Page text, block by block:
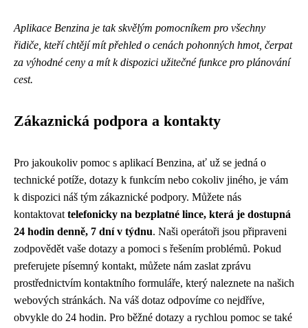
Aplikace Benzina je tak skvělým pomocníkem pro všechny
řidiče, kteří chtějí mít přehled o cenách pohonných hmot, čerpat
za výhodné ceny a mít k dispozici užitečné funkce pro plánování
cest.
Zákaznická podpora a kontakty
Pro jakoukoliv pomoc s aplikací Benzina, ať už se jedná o
technické potíže, dotazy k funkcím nebo cokoliv jiného, je vám
k dispozici náš tým zákaznické podpory. Můžete nás
kontaktovat telefonicky na bezplatné lince, která je dostupná
24 hodin denně, 7 dní v týdnu. Naši operátoři jsou připraveni
zodpovědět vaše dotazy a pomoci s řešením problémů. Pokud
preferujete písemný kontakt, můžete nám zaslat zprávu
prostřednictvím kontaktního formuláře, který naleznete na našich
webových stránkách. Na váš dotaz odpovíme co nejdříve,
obvykle do 24 hodin. Pro běžné dotazy a rychlou pomoc se také